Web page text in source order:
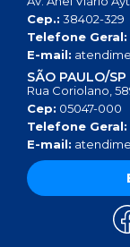
Cep.: 38402-329
Telefone Geral:
E-mail:
SÃO PAULO/SP
Rua Coriolano,
Cep: 05047-000
Telefone Geral:
E-mail: